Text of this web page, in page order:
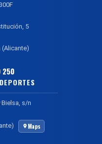
5
(Alicante)
250
s/n
Maps